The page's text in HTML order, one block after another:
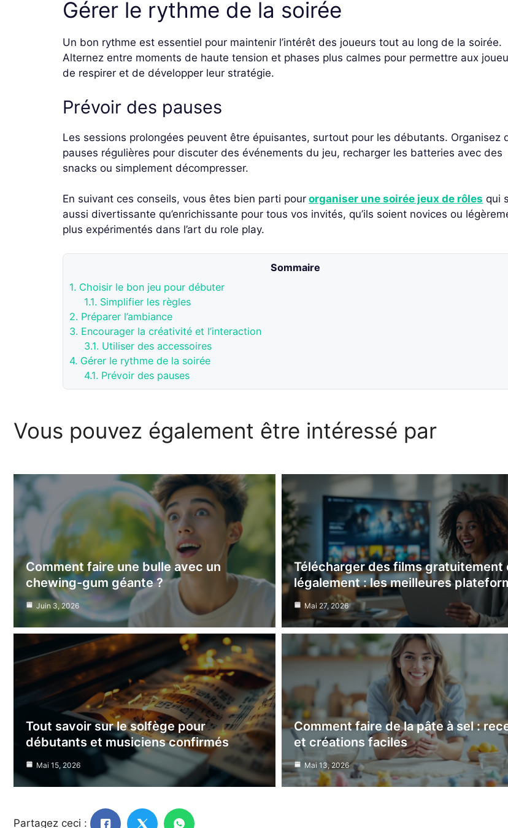
Gérer le rythme de la soirée
Un bon rythme est essentiel pour maintenir l’intérêt des joueurs tout au long de la soirée.
Alternez entre moments de haute tension et phases plus calmes pour permettre aux
de respirer et de développer leur stratégie.
Prévoir des pauses
Les sessions prolongées peuvent être épuisantes, surtout pour les débutants. Organisez
pauses régulières pour discuter des événements du jeu, recharger les batteries avec des
snacks ou simplement décompresser.
En suivant ces conseils, vous êtes bien parti pour organiser une soirée jeux de rôles qui
aussi divertissante qu’enrichissante pour tous vos invités, qu’ils soient novices ou
plus expérimentés dans l’art du role play.
Sommaire
1. Choisir le bon jeu pour débuter
1.1. Simplifier les règles
2. Préparer l’ambiance
3. Encourager la créativité et l’interaction
3.1. Utiliser des accessoires
4. Gérer le rythme de la soirée
4.1. Prévoir des pauses
Vous pouvez également être intéressé par
Comment faire une bulle avec un
chewing-gum géante ?
Juin 3, 2026
Télécharger des films gratuitement
légalement : les meilleures
Mai 27, 2026
Tout savoir sur le solfège pour
débutants et musiciens confirmés
Mai 15, 2026
Comment faire de la pâte à sel :
et créations faciles
Mai 13, 2026
Partagez ceci :